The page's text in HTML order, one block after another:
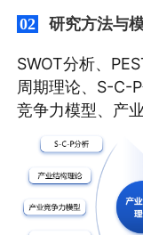
02 研究方法与
SWOT分析、
周期理论、S-C-
竞争力模型、产